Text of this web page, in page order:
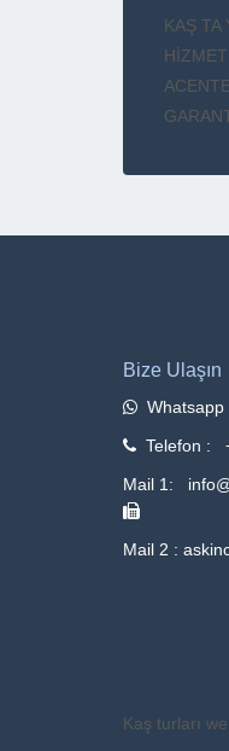
KAŞ TA
Bize Ulaşın
Telefon :
Mail 1:
Mail 2 :
Kaş turları